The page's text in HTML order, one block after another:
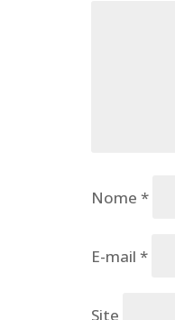
Nome *
E-mail *
Site